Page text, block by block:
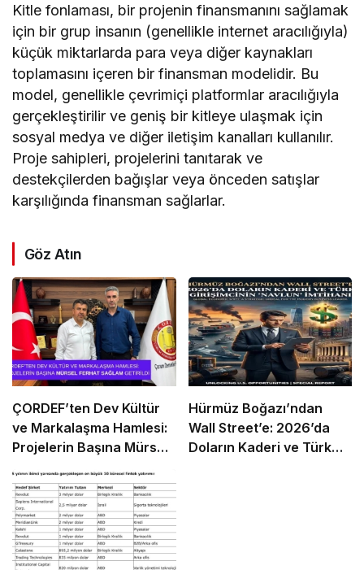
Kitle fonlaması, bir projenin finansmanını sağlamak
için bir grup insanın (genellikle internet aracılığıyla)
küçük miktarlarda para veya diğer kaynakları
toplamasını içeren bir finansman modelidir. Bu
model, genellikle çevrimiçi platformlar aracılığıyla
gerçekleştirilir ve geniş bir kitleye ulaşmak için
sosyal medya ve diğer iletişim kanalları kullanılır.
Proje sahipleri, projelerini tanıtarak ve
destekçilerden bağışlar veya önceden satışlar
karşılığında finansman sağlarlar.
Göz Atın
ÇORDEF’ten Dev Kültür
ve Markalaşma Hamlesi:
Projelerin Başına Mürsel
Hürmüz Boğazı’ndan
Wall Street’e: 2026’da
Doların Kaderi ve Türk